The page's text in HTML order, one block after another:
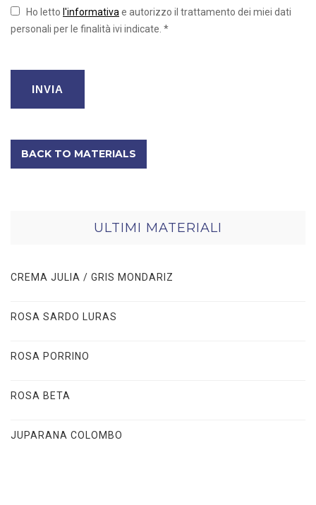
Ho letto l'informativa e autorizzo il trattamento dei miei dati
personali per le finalità ivi indicate. *
BACK TO MATERIALS
ULTIMI MATERIALI
CREMA JULIA / GRIS MONDARIZ
ROSA SARDO LURAS
ROSA PORRINO
ROSA BETA
JUPARANA COLOMBO